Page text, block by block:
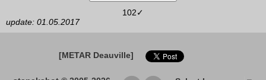
102✓
update: 01.05.2017
[METAR Deauville]